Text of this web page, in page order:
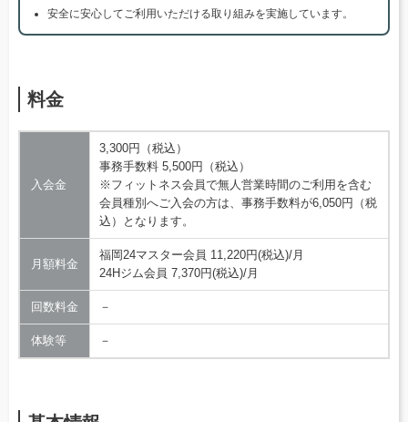
安全に安心してご利用いただける取り組みを実施しています。
料金
入会金
3,300円（税込）
事務手数料 5,500円（税込）
※フィットネス会員で無人営業時間のご利用を含む
会員種別へご入会の方は、事務手数料が6,050円（税
込）となります。
月額料金
福岡24マスター会員 11,220円(税込)/月
24Hジム会員 7,370円(税込)/月
回数料金 －
体験等 －